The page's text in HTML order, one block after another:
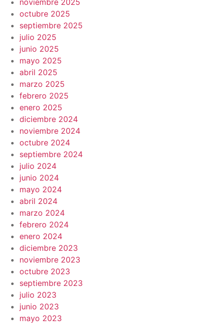
noviembre 2025
octubre 2025
septiembre 2025
julio 2025
junio 2025
mayo 2025
abril 2025
marzo 2025
febrero 2025
enero 2025
diciembre 2024
noviembre 2024
octubre 2024
septiembre 2024
julio 2024
junio 2024
mayo 2024
abril 2024
marzo 2024
febrero 2024
enero 2024
diciembre 2023
noviembre 2023
octubre 2023
septiembre 2023
julio 2023
junio 2023
mayo 2023